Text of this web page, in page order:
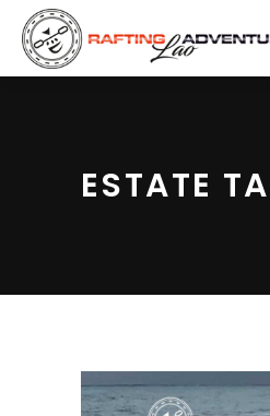
ESTATE